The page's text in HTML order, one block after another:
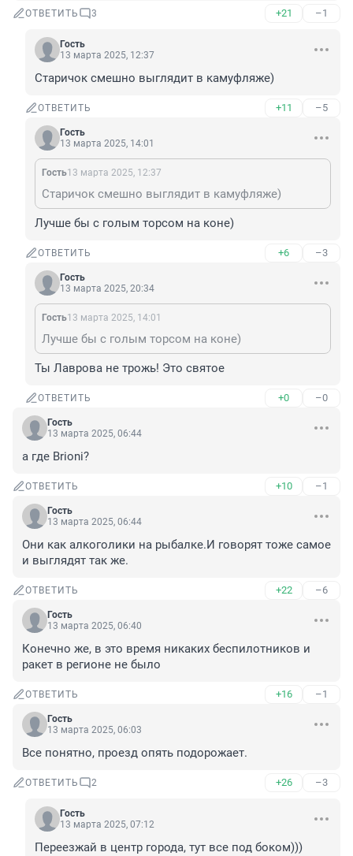
ОТВЕТИТЬ 3 +21 –1
Гость
13 марта 2025, 12:37
Старичок смешно выглядит в камуфляже)
ОТВЕТИТЬ +11 –5
Гость
13 марта 2025, 14:01
Гость13 марта 2025, 12:37
Старичок смешно выглядит в камуфляже)
Лучше бы с голым торсом на коне)
ОТВЕТИТЬ +6 –3
Гость
13 марта 2025, 20:34
Гость13 марта 2025, 14:01
Лучше бы с голым торсом на коне)
Ты Лаврова не трожь! Это святое
ОТВЕТИТЬ +0 –0
Гость
13 марта 2025, 06:44
а где Brioni?
ОТВЕТИТЬ +10 –1
Гость
13 марта 2025, 06:44
Они как алкоголики на рыбалке.И говорят тоже самое
и выглядят так же.
ОТВЕТИТЬ +22 –6
Гость
13 марта 2025, 06:40
Конечно же, в это время никаких беспилотников и
ракет в регионе не было
ОТВЕТИТЬ +16 –1
Гость
13 марта 2025, 06:03
Все понятно, проезд опять подорожает.
ОТВЕТИТЬ 2 +26 –3
Гость
13 марта 2025, 07:12
Переезжай в центр города, тут все под боком)))